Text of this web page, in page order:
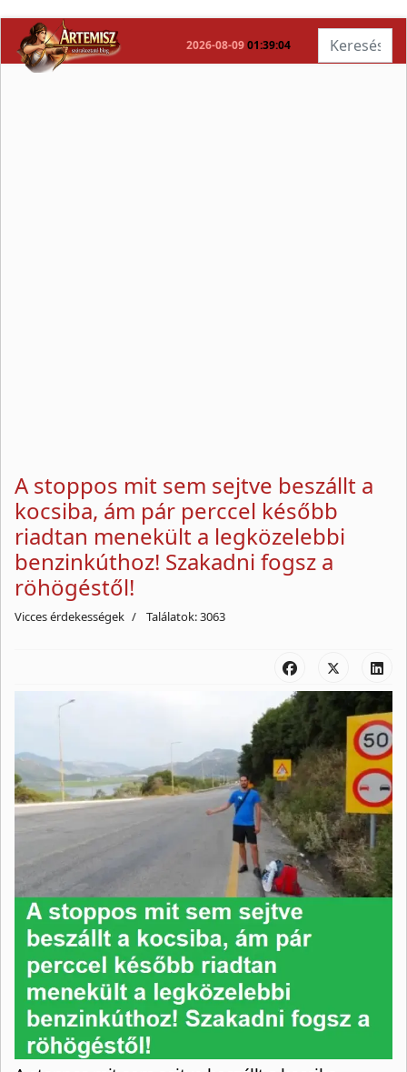
2026-08-09 01:39:04 Keresés...
A stoppos mit sem sejtve beszállt a
kocsiba, ám pár perccel később
riadtan menekült a legközelebbi
benzinkúthoz! Szakadni fogsz a
röhögéstől!
Vicces érdekességek Találatok: 3063